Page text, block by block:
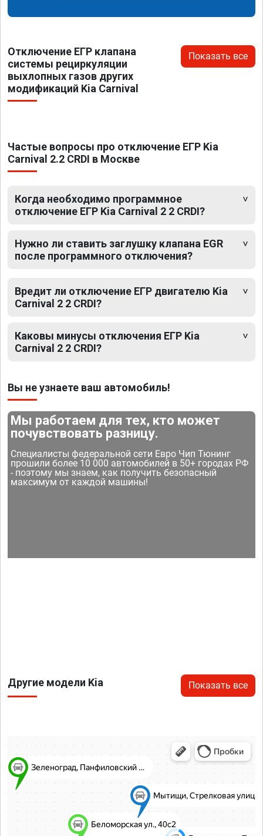
Отключение ЕГР клапана
системы рециркуляции
выхлопных газов других
модификаций Kia Carnival
Показать все
Частые вопросы про отключение ЕГР Kia
Carnival 2.2 CRDI в Москве
Когда необходимо программное
отключение ЕГР Kia Carnival 2 2 CRDI?
Нужно ли ставить заглушку клапана EGR
после программного отключения?
Вредит ли отключение ЕГР двигателю Kia
Carnival 2 2 CRDI?
Каковы минусы отключения ЕГР Kia
Carnival 2 2 CRDI?
Вы не узнаете ваш автомобиль!
Мы работаем для тех, кто может
почувствовать разницу.
Специалисты федеральной сети Евро Чип Тюнинг
прошили более 10 000 автомобилей в 50+ городах РФ
- поэтому мы знаем, как получить безопасный
максимум от каждой машины!
Другие модели Kia Показать все